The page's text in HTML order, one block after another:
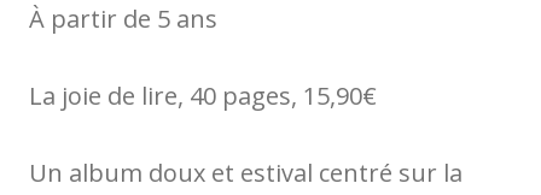
À partir de 5 ans
La joie de lire, 40 pages, 15,90€
Un album doux et estival centré sur la